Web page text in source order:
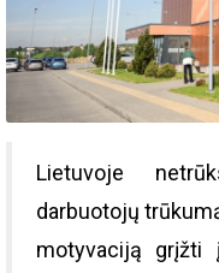
Lietuvoje
darbuotojų
motyvaciją grįžti